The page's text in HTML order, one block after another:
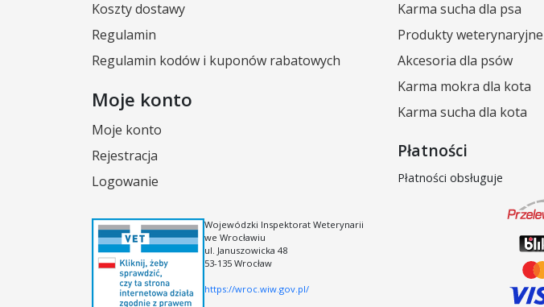
Koszty dostawy
Regulamin
Regulamin kodów i kuponów rabatowych
Moje konto
Moje konto
Rejestracja
Logowanie
Wojewódzki Inspektorat Weterynarii
we Wrocławiu
ul. Januszowicka 48
53-135 Wrocław
https://wroc.wiw.gov.pl/
Karma sucha dla psa
Produkty weterynaryjne
Akcesoria dla psów
Karma mokra dla kota
Karma sucha dla kota
Płatności
Płatności obsługuje